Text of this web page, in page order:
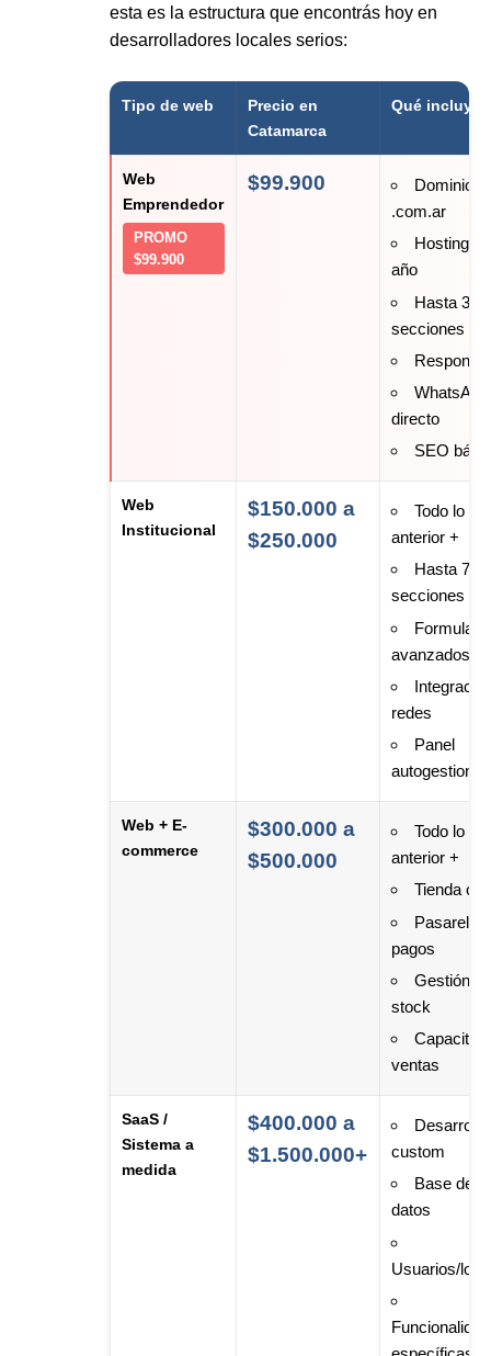
esta es la estructura que encontrás hoy en
desarrolladores locales serios:
Tipo de web
Precio en
Catamarca
Qué incluye
Web
Emprendedor
PROMO
$99.900
$99.900
Dominio
.com.ar
Hosting 1
año
Hasta 3
secciones
WhatsApp
directo
SEO
Web
Institucional
$150.000 a
$250.000
Todo lo
anterior +
Hasta 7
secciones
avanzados
redes
Panel
Web + E-
commerce
$300.000 a
$500.000
Todo lo
anterior +
Tienda
Pasarela
pagos
Gestión
stock
ventas
SaaS /
Sistema a
medida
$400.000 a
$1.500.000+
Desarrollo
custom
Base de
datos
Usuarios/